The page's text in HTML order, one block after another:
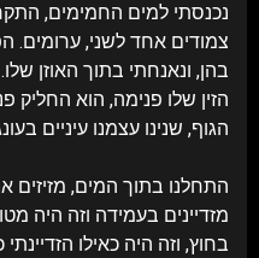
נכנסתי למים החמימים,
צמודים אחד לשני, ערומים.
בהן, ונאנחתי בתוך האוזן
הזין שלו פנימה, הוא החליק
הגוף, שנינו עצמנו עיניים
התחלנו בתוך המים, מזיזים
מזדיינים בעמידה וזה היה
בחוץ, וזה היה כאילו